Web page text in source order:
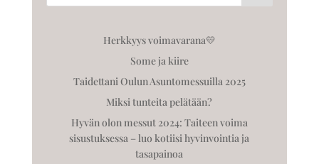
Herkkyys voimavarana💛
Some ja kiire
Taidettani Oulun Asuntomessuilla 2025
Miksi tunteita pelätään?
Hyvän olon messut 2024: Taiteen voima
sisustuksessa – luo kotiisi hyvinvointia ja
tasapainoa